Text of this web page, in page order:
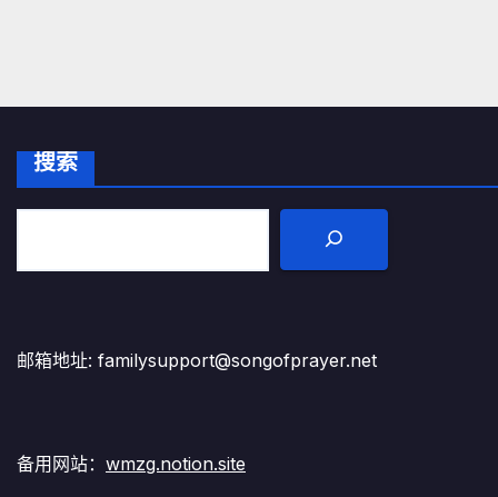
搜索
邮箱地址: familysupport@songofprayer.net
备用网站： wmzg.notion.site